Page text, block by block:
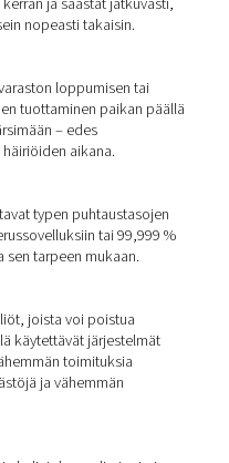
edut
tai suuren
typpi tarjoaa
käytettävän
kerran ja säästät
usein nopeasti